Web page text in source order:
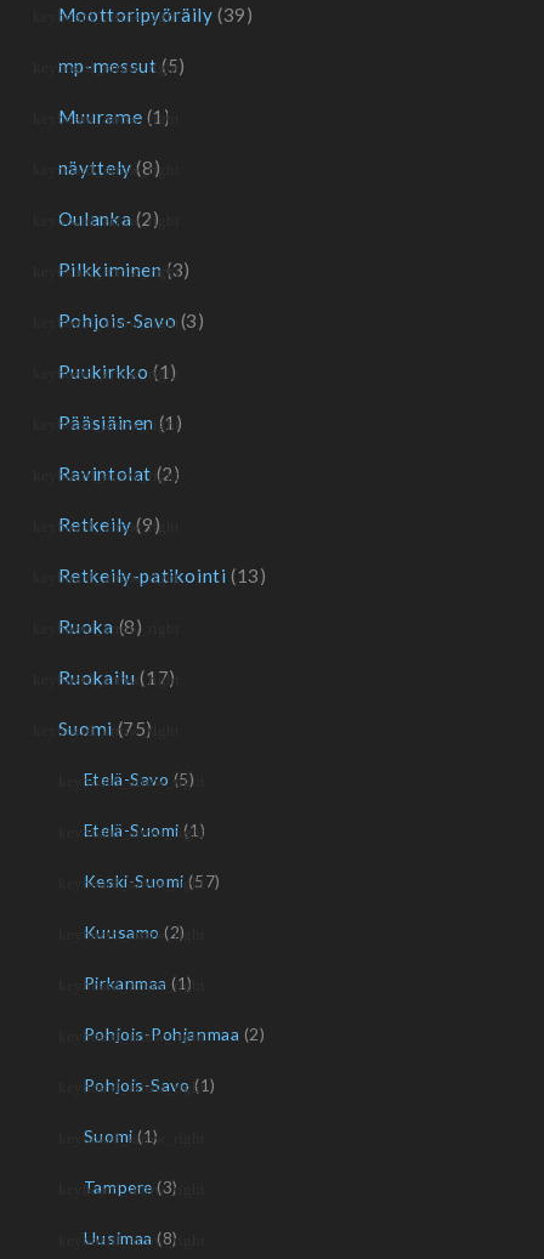
Moottoripyöräily (39)
mp-messut (5)
Muurame (1)
näyttely (8)
Oulanka (2)
Pilkkiminen (3)
Pohjois-Savo (3)
Puukirkko (1)
Pääsiäinen (1)
Ravintolat (2)
Retkeily (9)
Retkeily-patikointi (13)
Ruoka (8)
Ruokailu (17)
Suomi (75)
Etelä-Savo (5)
Etelä-Suomi (1)
Keski-Suomi (57)
Kuusamo (2)
Pirkanmaa (1)
Pohjois-Pohjanmaa (2)
Pohjois-Savo (1)
Suomi (1)
Tampere (3)
Uusimaa (8)